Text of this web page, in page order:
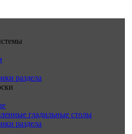
раздела
гладильные столы
раздела